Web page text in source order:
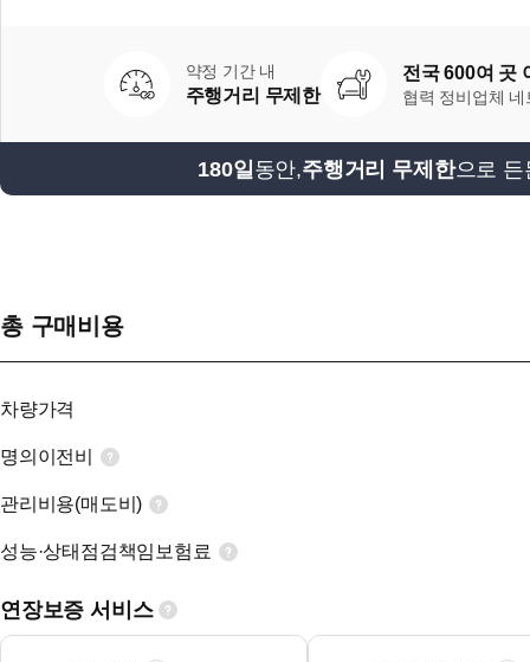
약정 기간 내
주행거리 무제한
전국 600여 곳
협력 정비업체 네
180일 동안,주행거리 무제한으로 든
총 구매비용
차량가격
명의이전비
관리비용(매도비)
성능·상태점검책임보험료
연장보증 서비스